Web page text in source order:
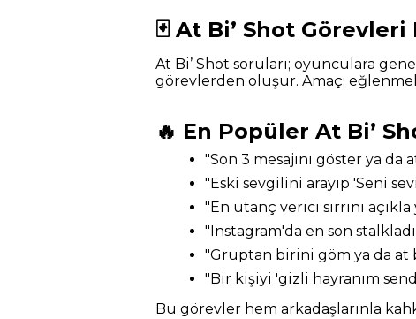
🃏 At Bi’ Shot
At Bi’ Shot soruları; oyunculara
görevlerden oluşur. Amaç:
🔥 En Popüler At Bi’
"Son 3 mesajını göster ya da
"Eski sevgilini arayıp 'Seni
"En utanç verici sırrını
"Instagram'da en son
"Gruptan birini göm ya da at
"Bir kişiyi 'gizli hayranım
Bu görevler hem arkadaşlarınla